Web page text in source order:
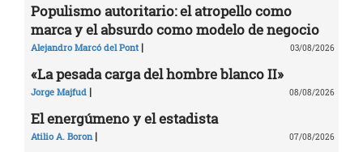
Populismo autoritario: el atropello como
marca y el absurdo como modelo de negocio
Alejandro Marcó del Pont | 03/08/2026
«La pesada carga del hombre blanco II»
Jorge Majfud | 08/08/2026
El energúmeno y el estadista
Atilio A. Boron | 07/08/2026